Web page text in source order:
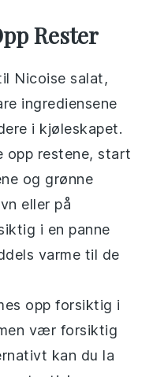
Rester
Nicoise salat,
ingrediensene
i kjøleskapet.
opp restene, start
og grønne
eller på
i en panne
varme til de
opp forsiktig i
vær forsiktig
kan du la